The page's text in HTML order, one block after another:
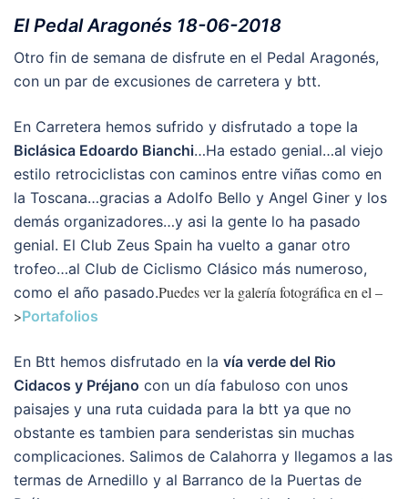
El Pedal Aragonés 18-06-2018
Otro fin de semana de disfrute en el Pedal Aragonés,
con un par de excusiones de carretera y btt.
En Carretera hemos sufrido y disfrutado a tope la
Biclásica Edoardo Bianchi…Ha estado genial…al viejo
estilo retrociclistas con caminos entre viñas como en
la Toscana…gracias a Adolfo Bello y Angel Giner y los
demás organizadores…y asi la gente lo ha pasado
genial. El Club Zeus Spain ha vuelto a ganar otro
trofeo…al Club de Ciclismo Clásico más numeroso,
como el año pasado.Puedes ver la galería fotográfica en el –
>Portafolios
En Btt hemos disfrutado en la vía verde del Rio
Cidacos y Préjano con un día fabuloso con unos
paisajes y una ruta cuidada para la btt ya que no
obstante es tambien para senderistas sin muchas
complicaciones. Salimos de Calahorra y llegamos a las
termas de Arnedillo y al Barranco de la Puertas de